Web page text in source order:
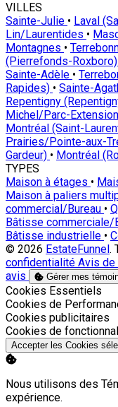
VILLES
Sainte-Julie • Laval
Lin/Laurentides •
Montagnes •
(Pierrefonds-Roxboro)
Sainte-Adèle •
Rapides) • Sainte-
Repentigny
Michel/Parc-
Montréal (Saint-
Prairies/Pointe-aux-
Gardeur) • Montréal
TYPES
Maison à étages •
Maison à paliers
commercial/Bureau •
Bâtisse commerciale/
Bâtisse industrielle •
© 2026 EstateFunnel .
confidentialité Avis
avis
Gérer mes
Activer
Cookies Essentiels
Activer
Cookies de
Activer
Cookies publicitaires
Activer
Cookies de
Accepter les Cookies
Nous utilisons des
expérience.